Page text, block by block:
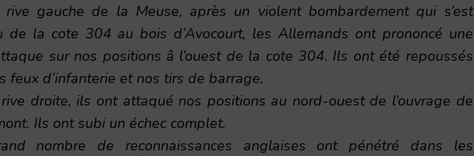
gauche de la Meuse, après un violent bombardement qui s’est
de la cote 304 au bois d’Avocourt, les Allemands ont prononcé une
sur nos positions â l’ouest de la cote 304. Ils ont été repoussés
feux d’infanterie et nos tirs de barrage.
droite, ils ont attaqué nos positions au nord-ouest de l’ouvrage de
Ils ont subi un échec complet.
nombre de reconnaissances anglaises ont pénétré dans les